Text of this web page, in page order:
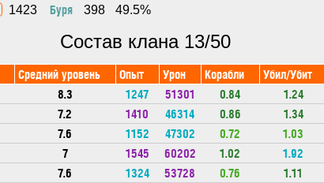
1423 Буря 398 49.5%
Состав клана 13/50
Средний уровень Опыт Урон Корабли Убил/Убит
8.3 1247 51301 0.84 1.24
7.2 1410 46314 0.86 1.34
7.6 1152 47302 0.72 1.03
7 1545 60202 1.02 1.92
7.6 1324 53728 0.76 1.11